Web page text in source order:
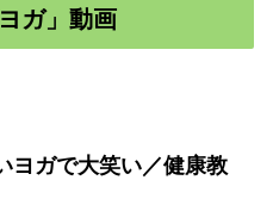
ガ」動画
ヨガで大笑い／健康教